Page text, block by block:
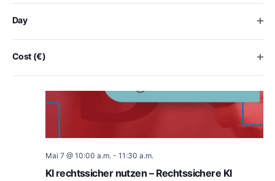
the
list
events
to
Day
Cost (€)
Mai 7 @ 10:00 a.m.- 11:30 a.m.
KI rechtssicher nutzen – Rechtssichere KI